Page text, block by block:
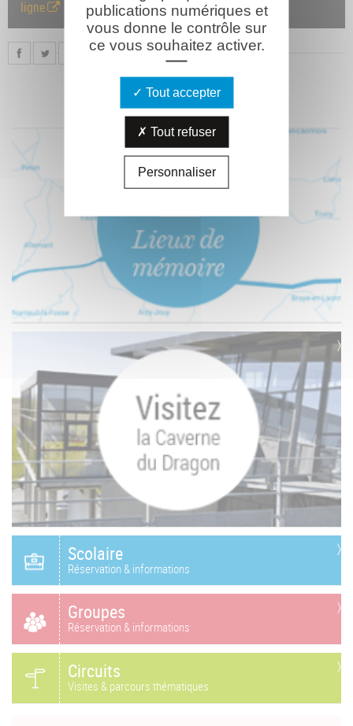
ligne
Scolaire
Réservation & informations
Groupes
Réservation & informations
Circuits
Visites & parcours thématiques
publications numériques et
vous donne le contrôle sur
ce vous souhaitez activer.
Tout accepter
Tout refuser
Personnaliser